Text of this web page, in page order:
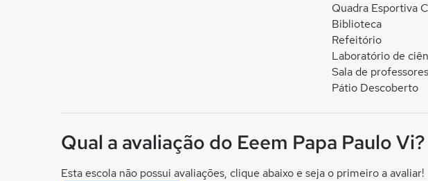
Quadra Esportiva
Biblioteca
Refeitório
Laboratório de
Sala de professores
Pátio Descoberto
Qual a avaliação do Eeem Papa Paulo Vi?
Esta escola não possui avaliações, clique abaixo e seja o primeiro a avaliar!